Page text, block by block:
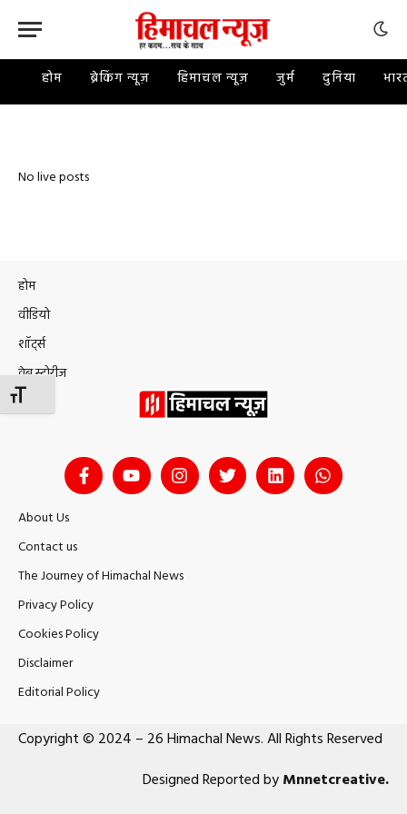
TOGGLE FONT SIZE
होम ब्रेकिंग न्यूज़ हिमाचल न्यूज़ जुर्म दुनिया
No live posts
होम
वीडियो
शॉर्ट्स
वेब स्टोरीज
About Us
Contact us
The Journey of Himachal News
Privacy Policy
Cookies Policy
Disclaimer
Editorial Policy
Copyright © 2024 – 26 Himachal News. All Rights Reserved
Designed Reported byMnnetcreative.